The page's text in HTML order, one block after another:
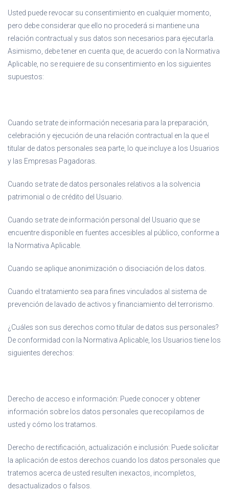
Usted puede revocar su consentimiento en cualquier momento,
pero debe considerar que ello no procederá si mantiene una
relación contractual y sus datos son necesarios para ejecutarla.
Asimismo, debe tener en cuenta que, de acuerdo con la Normativa
Aplicable, no se requiere de su consentimiento en los siguientes
supuestos:
Cuando se trate de información necesaria para la preparación,
celebración y ejecución de una relación contractual en la que el
titular de datos personales sea parte, lo que incluye a los Usuarios
y las Empresas Pagadoras.
Cuando se trate de datos personales relativos a la solvencia
patrimonial o de crédito del Usuario.
Cuando se trate de información personal del Usuario que se
encuentre disponible en fuentes accesibles al público, conforme a
la Normativa Aplicable.
Cuando se aplique anonimización o disociación de los datos.
Cuando el tratamiento sea para fines vinculados al sistema de
prevención de lavado de activos y financiamiento del terrorismo.
¿Cuáles son sus derechos como titular de datos sus personales?
De conformidad con la Normativa Aplicable, los Usuarios tiene los
siguientes derechos:
Derecho de acceso e información: Puede conocer y obtener
información sobre los datos personales que recopilamos de
usted y cómo los tratamos.
Derecho de rectificación, actualización e inclusión: Puede solicitar
la aplicación de estos derechos cuando los datos personales que
tratemos acerca de usted resulten inexactos, incompletos,
desactualizados o falsos.